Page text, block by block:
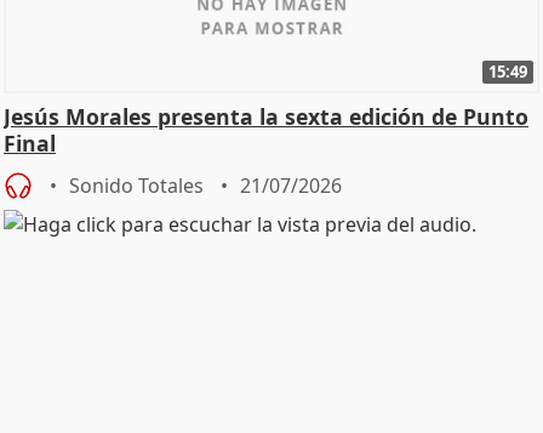
15:49
Jesús Morales presenta la sexta edición de Punto
Final
Sonido Totales 21/07/2026